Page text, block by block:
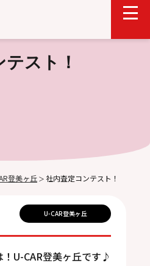
スト！
登美ヶ丘 ＞ 社内査定コンテスト！
U-CAR登美ヶ丘
U-CAR登美ヶ丘です♪